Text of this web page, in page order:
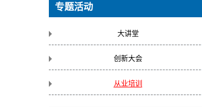
专题活动
大讲堂
创新大会
从业培训